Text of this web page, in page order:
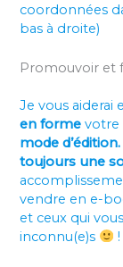
coordonnées
bas à droite)
Promouvoir et
Je vous aiderai
en formevotre
mode d’édition.
toujours une
vendre en e-
et ceux qui
inconnu(e)s
!